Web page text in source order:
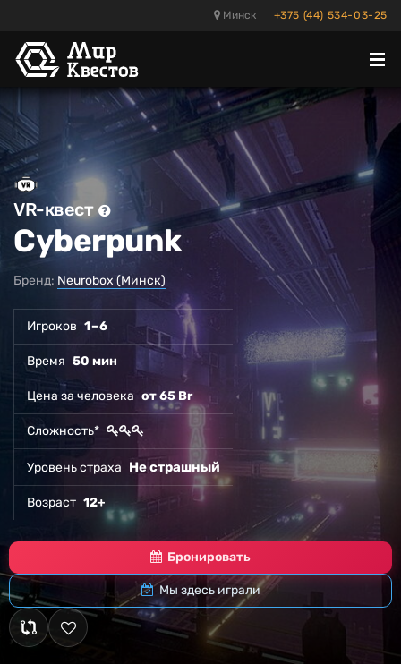
Минск +375 (44) 534-03-25
VR-квест
Cyberpunk
Бренд: Neurobox (Минск)
Игроков 1 – 6
Время 50 мин
Цена за человека от 65 Br
Сложность*
Уровень страха Не страшный
Возраст 12+
Бронировать
Мы здесь играли